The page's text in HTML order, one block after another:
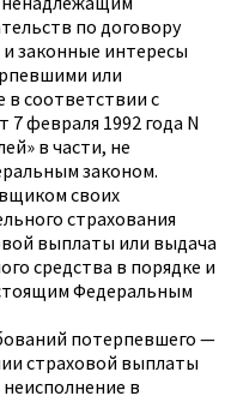
по договору
законные интересы
или
в соответствии с
февраля 1992 года N
в части, не
законом.
своих
страхования
выплаты или выдача
средства в порядке и
Федеральным
потерпевшего —
страховой выплаты
в